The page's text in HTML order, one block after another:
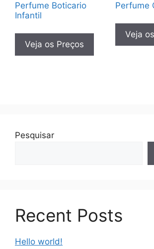
Perfume Boticario
Infantil
Veja os Preços
Perfume
Veja
Pesquisar
Recent Posts
Hello world!